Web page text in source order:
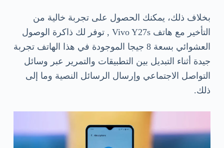
بخلاف ذلك، يمكنك الحصول على تجربة خالية من
التأخير مع هاتف Vivo Y27s , توفر لك ذاكرة الوصول
العشوائي بسعة 8 جيجا الموجودة في هذا الهاتف تجربة
جيدة أثناء التبديل بين التطبيقات والتمرير عبر وسائل
التواصل الاجتماعي وإرسال الرسائل النصية وما إلى
ذلك.